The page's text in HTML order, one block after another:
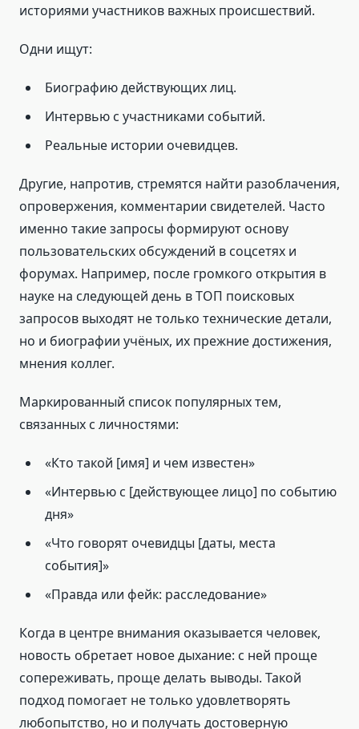
историями участников важных происшествий.
Одни ищут:
Биографию действующих лиц.
Интервью с участниками событий.
Реальные истории очевидцев.
Другие, напротив, стремятся найти разоблачения,
опровержения, комментарии свидетелей. Часто
именно такие запросы формируют основу
пользовательских обсуждений в соцсетях и
форумах. Например, после громкого открытия в
науке на следующей день в ТОП поисковых
запросов выходят не только технические детали,
но и биографии учёных, их прежние достижения,
мнения коллег.
Маркированный список популярных тем,
связанных с личностями:
«Кто такой [имя] и чем известен»
«Интервью с [действующее лицо] по событию
дня»
«Что говорят очевидцы [даты, места
события]»
«Правда или фейк: расследование»
Когда в центре внимания оказывается человек,
новость обретает новое дыхание: с ней проще
сопереживать, проще делать выводы. Такой
подход помогает не только удовлетворять
любопытство, но и получать достоверную